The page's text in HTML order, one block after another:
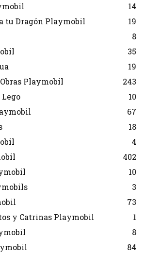
14
tu Dragón Playmobil
19
8
35
19
Playmobil
243
10
67
18
4
402
10
3
73
y Catrinas Playmobil
1
8
84